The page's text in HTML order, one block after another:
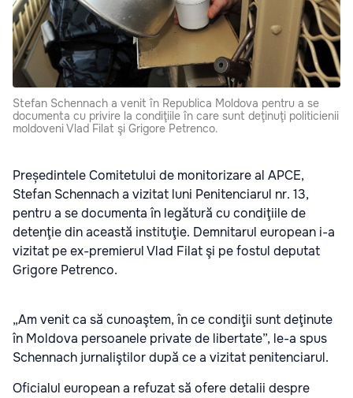
Stefan Schennach a venit în Republica Moldova pentru a se
documenta cu privire la condiţiile în care sunt deţinuţi politicienii
moldoveni Vlad Filat şi Grigore Petrenco.
Președintele Comitetului de monitorizare al APCE,
Stefan Schennach a vizitat luni Penitenciarul nr. 13,
pentru a se documenta în legătură cu condiţiile de
detenţie din această instituţie. Demnitarul european i-a
vizitat pe ex-premierul Vlad Filat şi pe fostul deputat
Grigore Petrenco.
„Am venit ca să cunoaştem, în ce condiţii sunt deţinute
în Moldova persoanele private de libertate”, le-a spus
Schennach jurnaliştilor după ce a vizitat penitenciarul.
Oficialul european a refuzat să ofere detalii despre